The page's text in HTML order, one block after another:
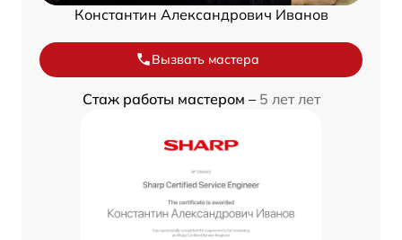
Константин Александрович Иванов
Вызвать мастера
Стаж работы мастером – 5 лет лет